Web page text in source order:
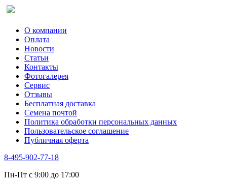
О компании
Оплата
Новости
Статьи
Контакты
Фотогалерея​
Сервис
Отзывы
Бесплатная доставка
Семена почтой
Политика обработки персональных данных
Пользовательское соглашение
Публичная оферта
8-495-902-77-18
Пн-Пт с 9:00 до 17:00